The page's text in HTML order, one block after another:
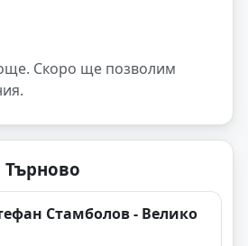
Скоро ще позволим
Стамболов - Велико